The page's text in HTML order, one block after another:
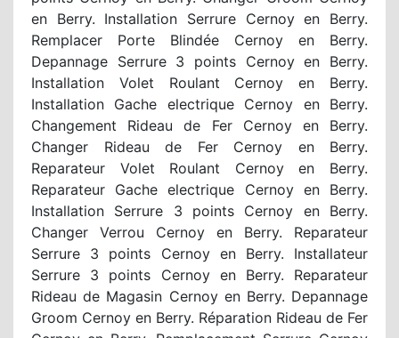
en Berry. Installation Serrure Cernoy en Berry.
Remplacer Porte Blindée Cernoy en Berry.
Depannage Serrure 3 points Cernoy en Berry.
Installation Volet Roulant Cernoy en Berry.
Installation Gache electrique Cernoy en Berry.
Changement Rideau de Fer Cernoy en Berry.
Changer Rideau de Fer Cernoy en Berry.
Reparateur Volet Roulant Cernoy en Berry.
Reparateur Gache electrique Cernoy en Berry.
Installation Serrure 3 points Cernoy en Berry.
Changer Verrou Cernoy en Berry. Reparateur
Serrure 3 points Cernoy en Berry. Installateur
Serrure 3 points Cernoy en Berry. Reparateur
Rideau de Magasin Cernoy en Berry. Depannage
Groom Cernoy en Berry. Réparation Rideau de Fer